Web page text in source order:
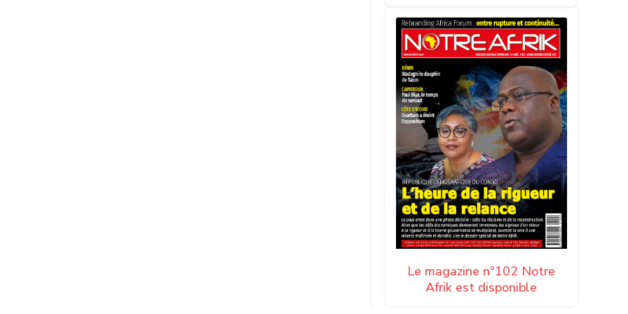
une nouvelle fois les faiblesses structurelles du mécanisme de
Le magazine n°102 Notre
Afrik est disponible